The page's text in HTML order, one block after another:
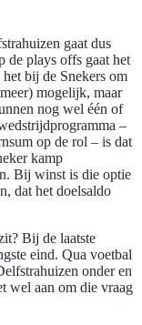
gaat dus
de plays offs gaat het
bij de Snekers om
mogelijk, maar
nog wel één of
–
op de rol – is dat
kamp
Bij winst is die optie
dat het doelsaldo
Bij de laatste
eind. Qua voetbal
onder en
wel aan om die vraag